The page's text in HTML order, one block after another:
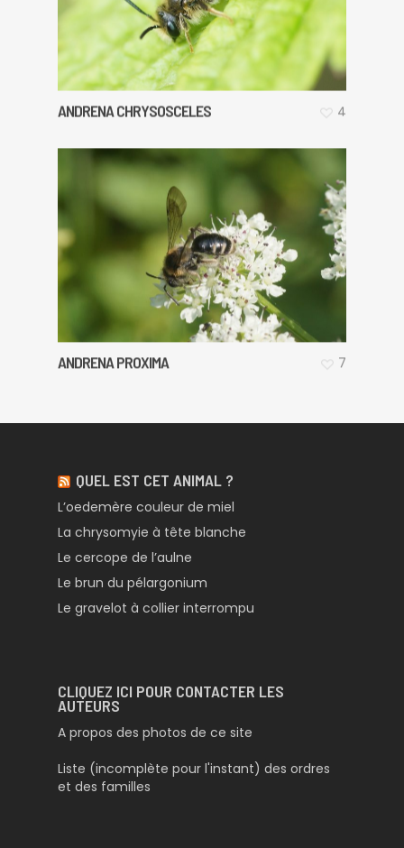
ANDRENA CHRYSOSCELES 4
ANDRENA PROXIMA 7
QUEL EST CET ANIMAL ?
L’oedemère couleur de miel
La chrysomyie à tête blanche
Le cercope de l’aulne
Le brun du pélargonium
Le gravelot à collier interrompu
CLIQUEZ ICI POUR CONTACTER LES
AUTEURS
A propos des photos de ce site
Liste (incomplète pour l'instant) des ordres
et des familles